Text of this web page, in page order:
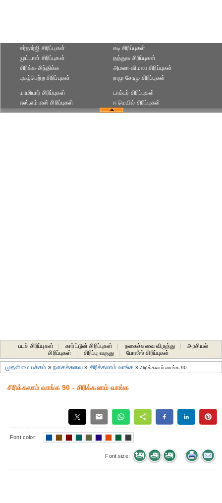
சர்தார்ஜி சிரிப்புகள்
முட்டாள் சிரிப்புகள்
கடி சிரிப்புகள்
தத்துவ சிரிப்புகள்
சிரிக்க-சிந்திக்க
புகழ்பெற்ற சிரிப்புகள்
அமலா-விமலா சிரிப்புகள்
ராமு-சோமு சிரிப்புகள்
மாமியார் சிரிப்புகள்
எஸ்.எம்.எஸ் சிரிப்புகள்
டாக்டர் சிரிப்புகள்
ஈ மெயில் சிரிப்புகள்
படச் சிரிப்புகள் கார்ட்டூன் சிரிப்புகள் நகைச்சுவை விருந்து
அரசியல்
சிரிப்புகள்
சிரிப்பு வருது போலீஸ் சிரிப்புகள்
முதன்மை பக்கம் »நகைச்சுவை » சிரிக்கலாம் வாங்க » சிரிக்கலாம் வாங்க 90
சிரிக்கலாம் வாங்க 90 - சிரிக்கலாம் வாங்க
Font color:
Font size: